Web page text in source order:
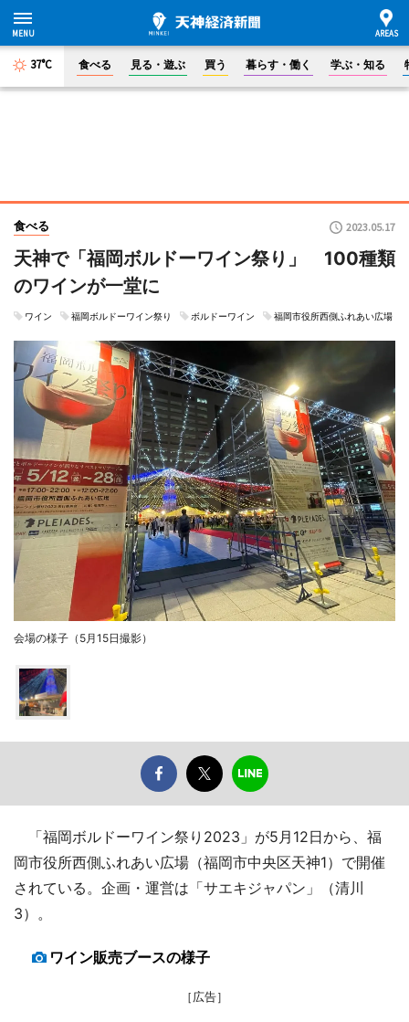
37°C 食べる 見る・遊ぶ 買う 暮らす・働く 学ぶ・知る
食べる 2023.05.17
天神で「福岡ボルドーワイン祭り」 100種類
のワインが一堂に
ワイン 福岡ボルドーワイン祭り ボルドーワイン 福岡市役所西側ふれあい広場
会場の様子（5月15日撮影）
「福岡ボルドーワイン祭り2023」が5月12日から、福
岡市役所西側ふれあい広場（福岡市中央区天神1）で開催
されている。企画・運営は「サエキジャパン」（清川
3）。
ワイン販売ブースの様子
［広告］